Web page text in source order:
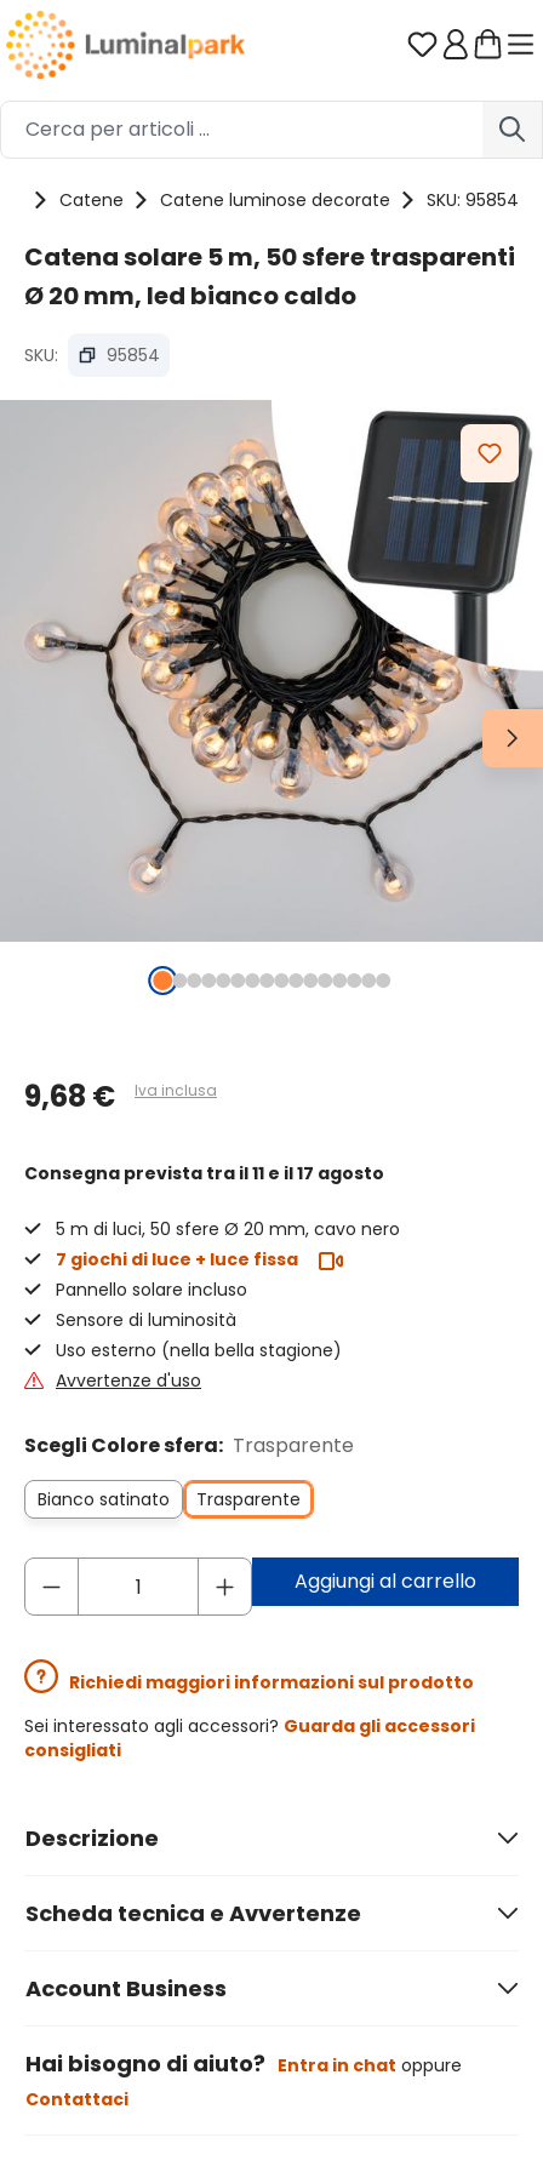
Passa al contenuto principale Hai 0
Catene Catene luminose decorate SKU: 95854
Catena solare 5 m, 50 sfere trasparenti
Ø 20 mm, led bianco caldo
SKU: 95854
9,68 € Iva inclusa
Consegna prevista tra il 11 e il 17 agosto
5 m di luci, 50 sfere Ø 20 mm, cavo nero
7 giochi di luce + luce fissa
Pannello solare incluso
Sensore di luminosità
Uso esterno (nella bella stagione)
Avvertenze d'uso
Scegli Colore sfera: Trasparente
Bianco satinato Trasparente
Aggiungi al carrello
Richiedi maggiori informazioni sul prodotto
Sei interessato agli accessori? Guarda gli accessori
consigliati
Descrizione
Scheda tecnica e Avvertenze
Account Business
Hai bisogno di aiuto? Entra in chat oppure
Contattaci